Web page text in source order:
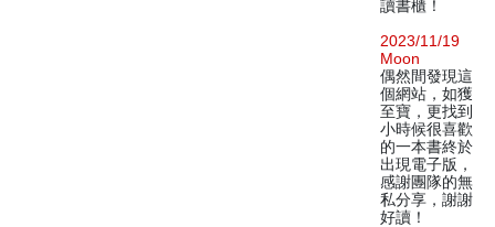
讀書櫃！
2023/11/19
Moon
偶然間發現這
個網站，如獲
至寶，更找到
小時候很喜歡
的一本書終於
出現電子版，
感謝團隊的無
私分享，謝謝
好讀！